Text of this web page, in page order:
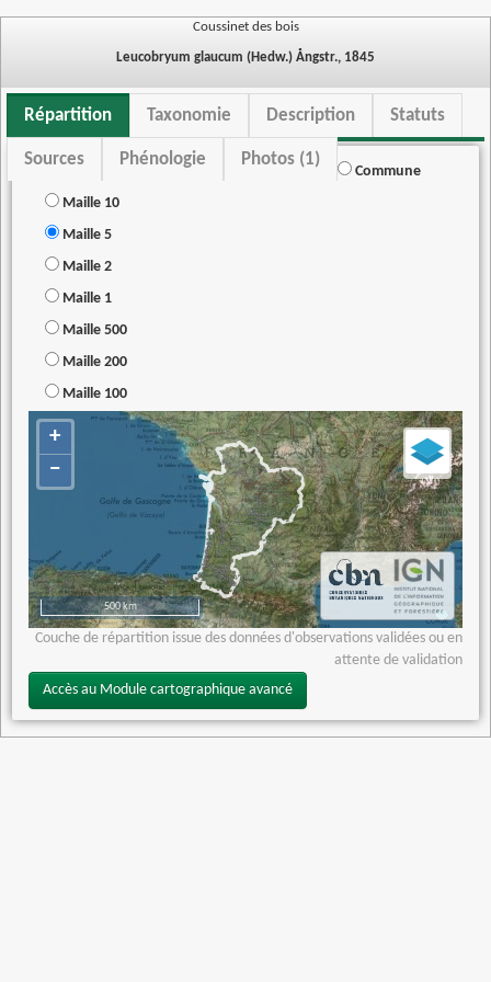
Coussinet des bois
Leucobryum glaucum (Hedw.) Ångstr., 1845
Répartition Taxonomie Description Statuts
Sources Phénologie Photos (1)
Commune
Maille 10
Maille 5
Maille 2
Maille 1
Maille 500
Maille 200
Maille 100
+
−
500 km
Couche de répartition issue des données d'observations validées ou en
attente de validation
Accès au Module cartographique avancé